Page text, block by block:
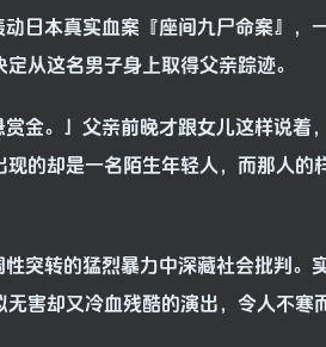
日本真实血案『座间九尸命案』，
从这名男子身上取得父亲踪迹。
金。」父亲前晚才跟女儿这样说着
的却是一名陌生年轻人，而那人的
突转的猛烈暴力中深藏社会批判。
害却又冷血残酷的演出，令人不寒